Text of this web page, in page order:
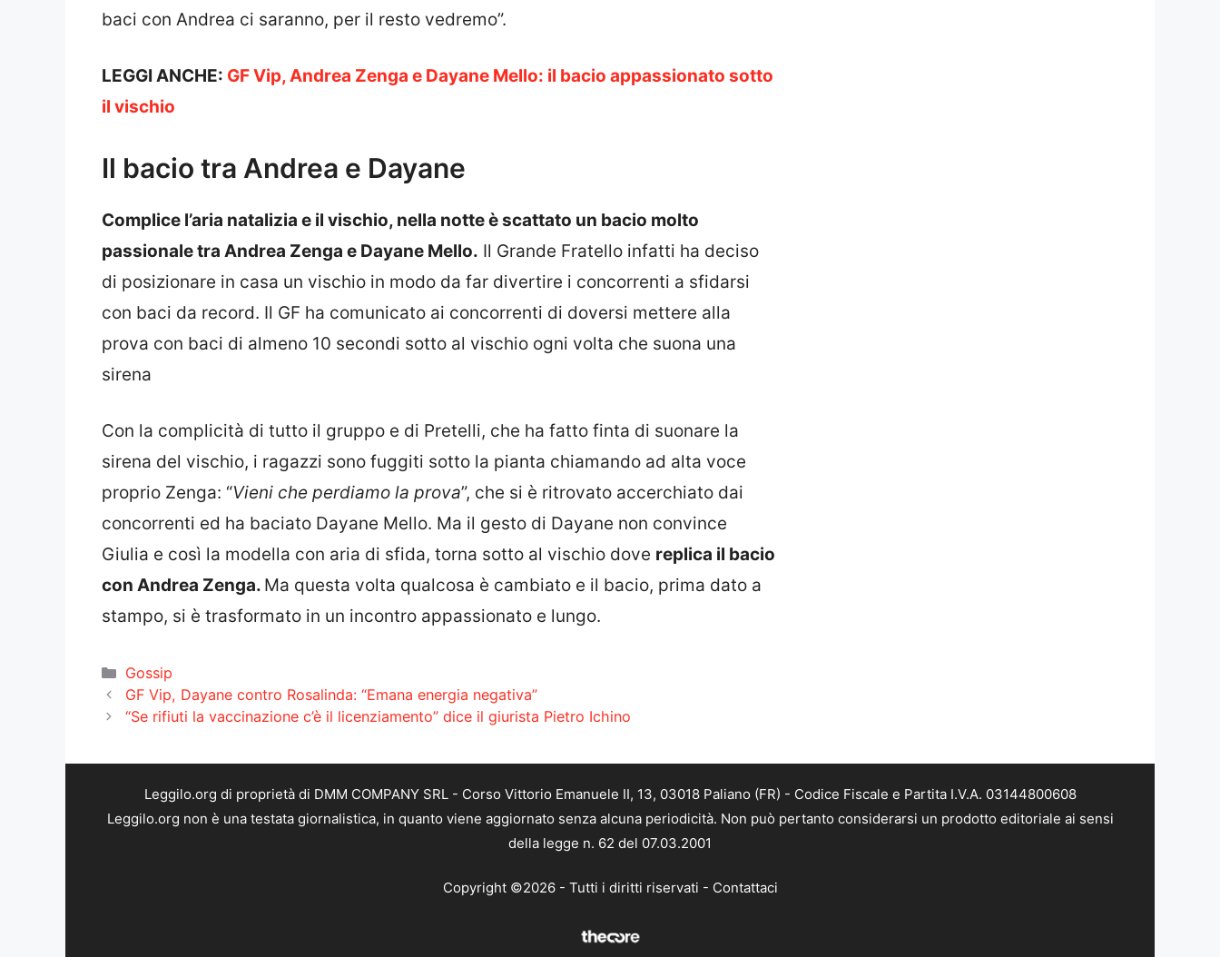
baci con Andrea ci saranno, per il resto vedremo”.
LEGGI ANCHE: GF Vip, Andrea Zenga e Dayane Mello: il bacio appassionato sotto
il vischio
Il bacio tra Andrea e Dayane
Complice l’aria natalizia e il vischio, nella notte è scattato un bacio molto
passionale tra Andrea Zenga e Dayane Mello. Il Grande Fratello infatti ha deciso
di posizionare in casa un vischio in modo da far divertire i concorrenti a sfidarsi
con baci da record. Il GF ha comunicato ai concorrenti di doversi mettere alla
prova con baci di almeno 10 secondi sotto al vischio ogni volta che suona una
sirena
Con la complicità di tutto il gruppo e di Pretelli, che ha fatto finta di suonare la
sirena del vischio, i ragazzi sono fuggiti sotto la pianta chiamando ad alta voce
proprio Zenga: “Vieni che perdiamo la prova”, che si è ritrovato accerchiato dai
concorrenti ed ha baciato Dayane Mello. Ma il gesto di Dayane non convince
Giulia e così la modella con aria di sfida, torna sotto al vischio dove replica il bacio
con Andrea Zenga. Ma questa volta qualcosa è cambiato e il bacio, prima dato a
stampo, si è trasformato in un incontro appassionato e lungo.
Categorie
Gossip
GF Vip, Dayane contro Rosalinda: “Emana energia negativa”
“Se rifiuti la vaccinazione c’è il licenziamento” dice il giurista Pietro Ichino
Leggilo.org di proprietà di DMM COMPANY SRL - Corso Vittorio Emanuele II, 13, 03018 Paliano (FR) - Codice Fiscale e Partita I.V.A. 03144800608
Leggilo.org non è una testata giornalistica, in quanto viene aggiornato senza alcuna periodicità. Non può pertanto considerarsi un prodotto editoriale ai sensi
della legge n. 62 del 07.03.2001
Copyright ©2026 - Tutti i diritti riservati - Contattaci